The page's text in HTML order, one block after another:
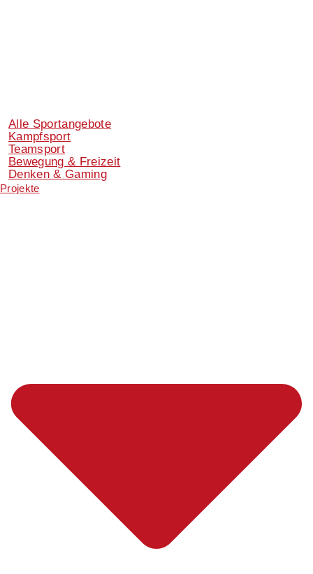
Alle Sportangebote
Kampfsport
Teamsport
Bewegung & Freizeit
Denken & Gaming
Projekte